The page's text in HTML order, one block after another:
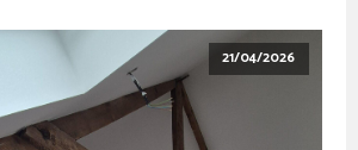
21/04/2026